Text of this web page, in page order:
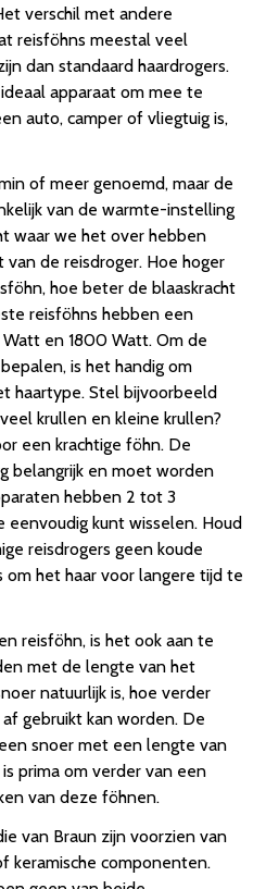
verschil met andere
reisföhns meestal veel
dan standaard haardrogers.
apparaat om mee te
auto, camper of vliegtuig is,
of meer genoemd, maar de
van de warmte-instelling
waar we het over hebben
de reisdroger. Hoe hoger
hoe beter de blaaskracht
reisföhns hebben een
en 1800 Watt. Om de
is het handig om
haartype. Stel bijvoorbeeld
krullen en kleine krullen?
een krachtige föhn. De
belangrijk en moet worden
hebben 2 tot 3
eenvoudig kunt wisselen. Houd
reisdrogers geen koude
om het haar voor langere tijd te
reisföhn, is het ook aan te
met de lengte van het
natuurlijk is, hoe verder
gebruikt kan worden. De
snoer met een lengte van
prima om verder van een
van deze föhnen.
van Braun zijn voorzien van
keramische componenten.